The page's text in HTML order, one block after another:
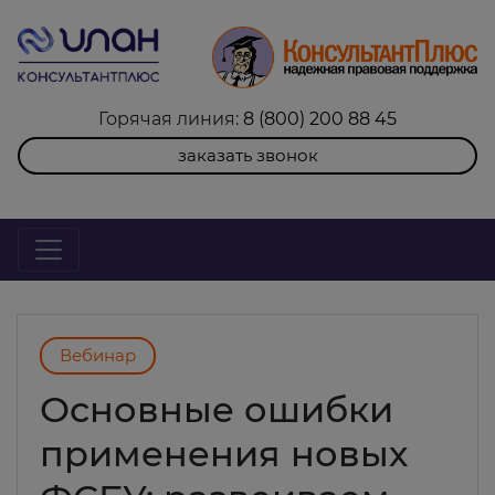
Горячая линия: 8 (800) 200 88 45
заказать звонок
Вебинар
Основные ошибки
применения новых